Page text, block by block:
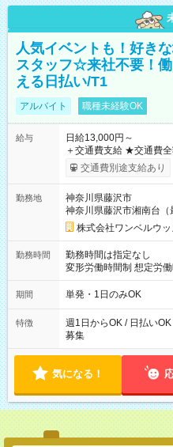
人気イベントも！好き
スタッフ☆来社不要！
える日払い/T1
アルバイト 職種未経験OK
給与
日給13,000円～
＋交通費支給 ★交通費全額支給！ ┗案件により規定あり ★日払
いOK！（規定あり） ┗
ンビニATMから 日払い分を引き
交通費別途支給あり
勤務地
神奈川県藤沢市
神奈川県藤沢市湘南台（
株式会社ワンベルウ
勤務時間
勤務時間は指定なし
変形労働時間制 想定労働時間160時間/
～21：00
期間 単発・1日のみOK
特徴
週1日からOK / 日払い
募集
気になる！